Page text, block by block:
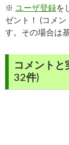
※ ユーザ登録を
ゼント！ (コメ
す。その場合は
コメントと
32件)